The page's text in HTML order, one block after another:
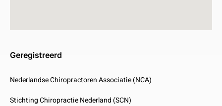
Geregistreerd
Nederlandse Chiropractoren Associatie (NCA)
Stichting Chiropractie Nederland (SCN)